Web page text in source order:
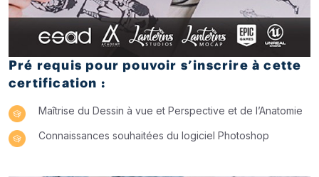
Pré requis pour pouvoir s’inscrire à cette
certification :
Maîtrise du Dessin à vue et Perspective et de l’Anatomie
Connaissances souhaitées du logiciel Photoshop